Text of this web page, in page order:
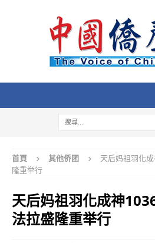
首頁 其他侨团
天后妈祖羽化
隆重举行
天后妈祖羽化成神
法拉盛隆重举行